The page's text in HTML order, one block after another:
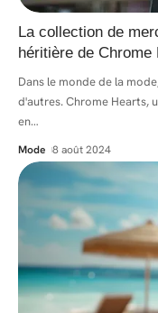
La collection de
héritière de Chrome
Dans le monde de la
d'autres. Chrome Hearts,
en…
Mode 8 août 2024